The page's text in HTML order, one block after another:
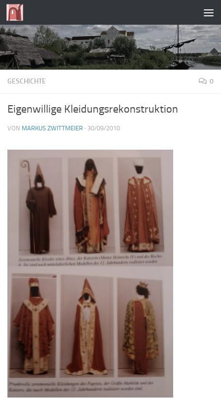
Zum Inhalt springen
GESCHICHTE 0
Eigenwillige Kleidungsrekonstruktion
VON MARKUS ZWITTMEIER · 30/09/2010